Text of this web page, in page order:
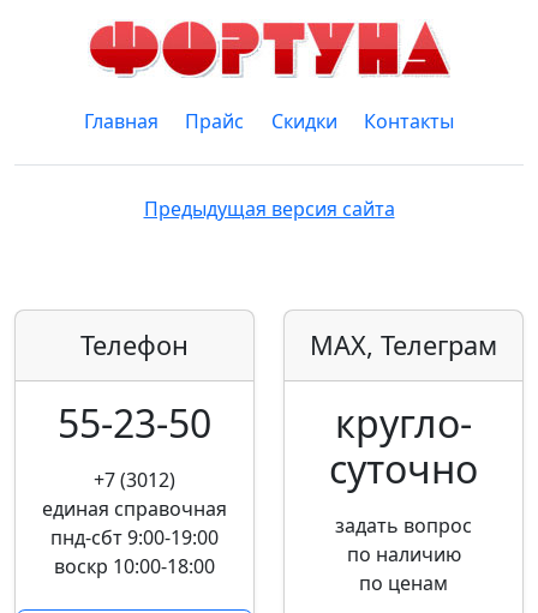
Главная Прайс Скидки Контакты
Предыдущая версия сайта
Телефон
55-23-50
+7 (3012)
единая справочная
пнд-сбт 9:00-19:00
воскр 10:00-18:00
MAX, Телеграм
кругло­
суточно
задать вопрос
по наличию
по ценам